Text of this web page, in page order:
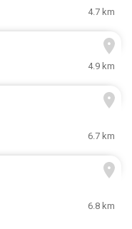
4.7 km
4.9 km
6.7 km
6.8 km